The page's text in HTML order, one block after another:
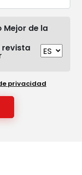
Mejor de la
revista
privacidad